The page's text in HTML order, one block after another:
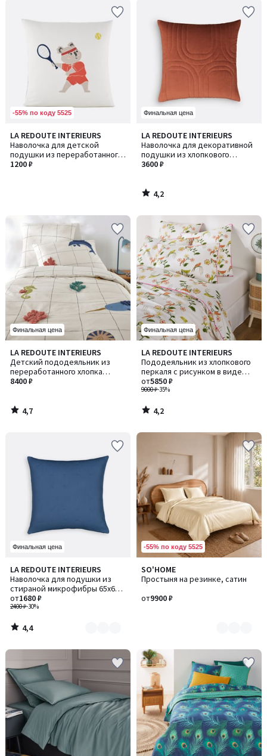
-55% по коду 5525
LA REDOUTE INTERIEURS
Наволочка для детской
подушки из переработанного
хлопка (30%), Neilo / Неило
1200 ₽
Финальная цена
LA REDOUTE INTERIEURS
Наволочка для декоративной
подушки из хлопкового
велюра, 65x65 см, Honorine /
3600 ₽
4,2
/ 5
4,2
/
Финальная цена
LA REDOUTE INTERIEURS
Детский пододеяльник из
переработанного хлопка
(20%), Heol / Хеол
8400 ₽
4,7
/ 5
4,7
/
Финальная цена
LA REDOUTE INTERIEURS
Пододеяльник из хлопкового
перкаля с рисунком в виде
птиц и цветов, NORA / НОРА
9000 ₽-35%
от5850 ₽
4,2
/ 5
4,2
/
Финальная цена
LA REDOUTE INTERIEURS
Наволочка для подушки из
стираной микрофибры 65x65
см, Loja / Лоджа
2400 ₽-30%
от1680 ₽
4,4
/ 5
Количество
цветов:
2
4,4
/
-55% по коду 5525
SO'HOME
Простыня на резинке, сатин
от9900 ₽
Количество
цветов: